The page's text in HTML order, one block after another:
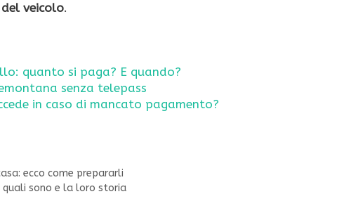
veicolo.
quanto si paga? E quando?
senza telepass
in caso di mancato pagamento?
ecco come prepararli
sono e la loro storia